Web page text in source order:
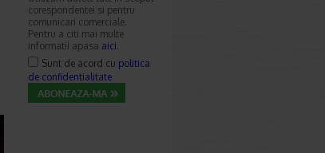
corespondentei si pentru
comunicari comerciale.
Pentru a citi mai multe
informatii apasa aici.
Sunt de acord cu politica
de confidentialitate